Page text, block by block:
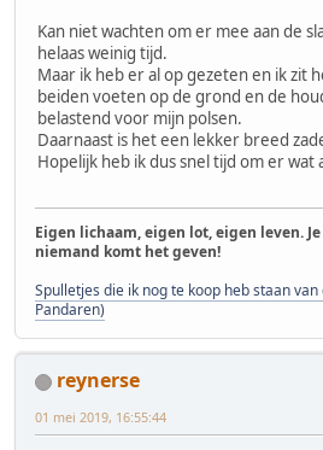
Kan niet wachten om er mee aan de
helaas weinig tijd.
Maar ik heb er al op gezeten en ik zit
beiden voeten op de grond en de
belastend voor mijn polsen.
Daarnaast is het een lekker breed
Hopelijk heb ik dus snel tijd om er wat
Eigen lichaam, eigen lot, eigen leven.
niemand komt het geven!
Spulletjes die ik nog te koop heb staan
Pandaren)
reynerse
01 mei 2019, 16:55:44